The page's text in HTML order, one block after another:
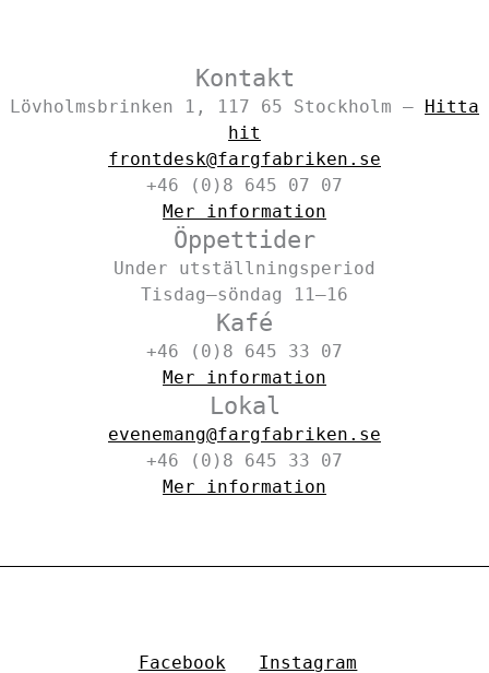
Kontakt
Lövholmsbrinken 1, 117 65 Stockholm – Hitta
hit
frontdesk@fargfabriken.se
+46 (0)8 645 07 07
Mer information
Öppettider
Under utställningsperiod
Tisdag–söndag 11–16
Kafé
+46 (0)8 645 33 07
Mer information
Lokal
evenemang@fargfabriken.se
+46 (0)8 645 33 07
Mer information
Facebook Instagram